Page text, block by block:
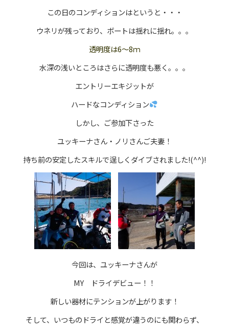
この日のコンディションはというと・・・
ウネリが残っており、ボートは揺れに揺れ。。。
透明度は6～8ｍ
水深の浅いところはさらに透明度も悪く。。。
エントリーエキジットが
ハードなコンディション
しかし、ご参加下さった
ユッキーナさん・ノリさんご夫妻！
持ち前の安定したスキルで逞しくダイブされました!(^^)!
今回は、ユッキーナさんが
MY ドライデビュー！！
新しい器材にテンションが上がります！
そして、いつものドライと感覚が違うのにも関わらず、